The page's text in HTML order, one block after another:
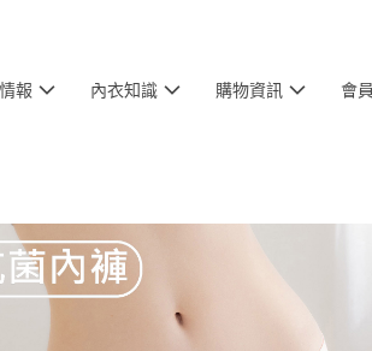
報 內衣知識 購物資訊 會